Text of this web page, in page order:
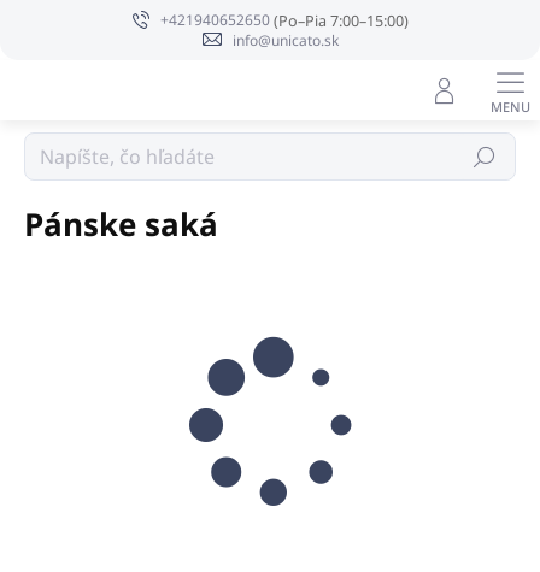
+421940652650
info@unicato.sk
Hľadať
Čašník a recepčná
Pánske saká